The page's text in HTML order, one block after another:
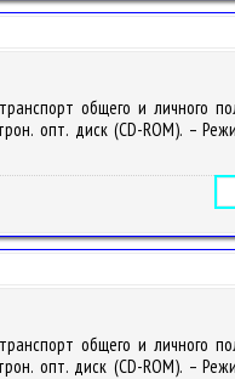
общего и личного
опт. диск (CD-ROM). –
общего и личного
опт. диск (CD-ROM). –